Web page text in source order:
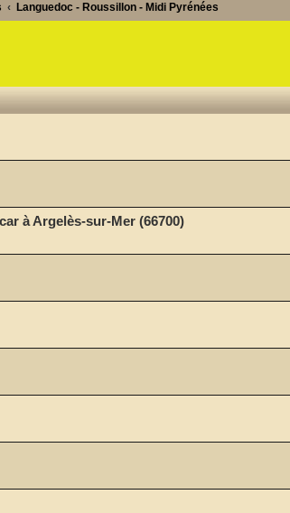
Languedoc - Roussillon - Midi Pyrénées
à Argelès-sur-Mer (66700)